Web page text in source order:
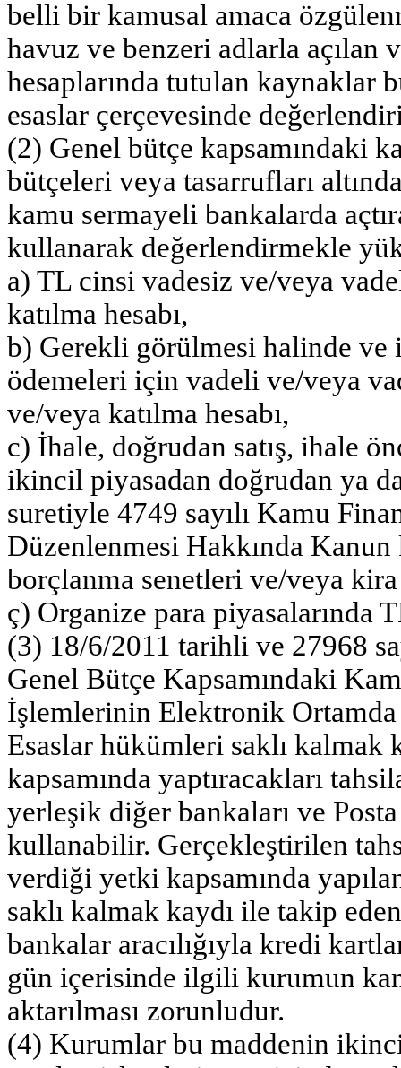
belli bir kamusal amaca
havuz ve benzeri adlarla açılan
hesaplarında tutulan kaynaklar
esaslar çerçevesinde
(2) Genel bütçe kapsamındaki
bütçeleri veya tasarrufları
kamu sermayeli bankalarda
kullanarak değerlendirmekle
a) TL cinsi vadesiz ve/veya
katılma hesabı,
b) Gerekli görülmesi halinde ve
ödemeleri için vadeli ve/veya
ve/veya katılma hesabı,
c) İhale, doğrudan satış, ihale
ikincil piyasadan doğrudan ya
suretiyle 4749 sayılı Kamu
Düzenlenmesi Hakkında Kanun
borçlanma senetleri ve/veya
ç) Organize para piyasalarında
(3) 18/6/2011 tarihli ve 27968
Genel Bütçe Kapsamındaki
İşlemlerinin Elektronik
Esaslar hükümleri saklı
kapsamında yaptıracakları
yerleşik diğer bankaları ve
kullanabilir. Gerçekleştirilen
verdiği yetki kapsamında
saklı kalmak kaydı ile takip
bankalar aracılığıyla kredi
gün içerisinde ilgili kurumun
aktarılması zorunludur.
(4) Kurumlar bu maddenin